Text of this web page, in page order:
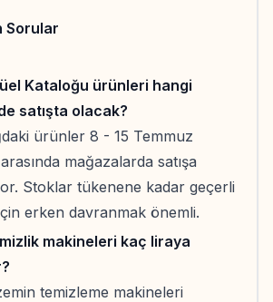
Sorular
Kataloğu ürünleri hangi
satışta olacak?
ürünler 8 - 15 Temmuz
mağazalarda satışa
Stoklar tükenene kadar geçerli
erken davranmak önemli.
makineleri kaç liraya
temizleme makineleri